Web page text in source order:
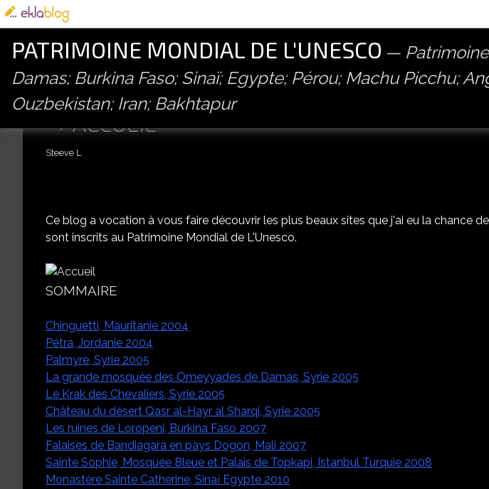
PATRIMOINE MONDIAL DE L'UNESCO
Damas; Burkina Faso; Sinaï; Egypte; Pérou; Machu Picchu;
Ouzbekistan; Iran; Bakhtapur
ACCUEIL
Steeve L
Ce blog a vocation à vous faire découvrir les plus beaux sites que j'ai eu la chance
sont inscrits au Patrimoine Mondial de L'Unesco.
SOMMAIRE
Chinguetti, Mauritanie 2004
Pétra, Jordanie 2004
Palmyre, Syrie 2005
La grande mosquée des Omeyyades de Damas, Syrie 2005
Le Krak des Chevaliers, Syrie 2005
Château du désert Qasr al-Hayr al Sharqi, Syrie 2005
Les ruines de Loropeni, Burkina Faso 2007
Falaises de Bandiagara en pays Dogon, Mali 2007
Sainte Sophie, Mosquée Bleue et Palais de Topkapi, Istanbul Turquie 2008
Monastère Sainte Catherine, Sinaï Egypte 2010